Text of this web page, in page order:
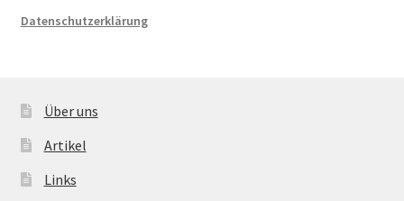
Datenschutzerklärung
Über uns
Artikel
Links